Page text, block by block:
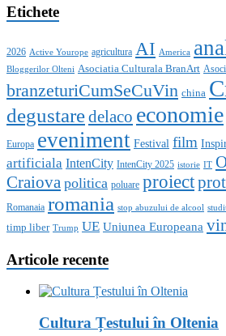
Etichete
2026 Active Yourope agricultura AI America
Bloggerilor Olteni Asociatia Culturala BranArt
branzeturiCumSeCuVin china
degustaredelaco economie
Europa eveniment Festival film
artificiala IntenCity IntenCity 2025 istorie IT
Craiova politica poluare proiect
Romanaia romania stop abuzului de alcool
timp liber Trump UE Uniunea Europeana
Articole recente
Cultura Țestului în Oltenia